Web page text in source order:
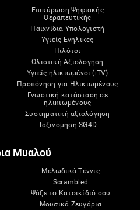
Επικύρωση Ψηφιακής
Θεραπευτικής
Παιχνίδια Υπολογιστή
Υγιείς Ενήλικες
Πιλότοι
Ολιστική Αξιολόγηση
Υγιείς ηλικιωμένοι (iTV)
Προπόνηση για Ηλικιωμένους
Γνωστική κατάσταση σε
ηλικιωμένους
Συστηματική αξιολόγηση
Ταξινόμηση SG4D
Μυαλού
Μελωδικό Τέννις
Scrambled
Ψάξε το Κατοικίδιό σου
Μουσικά Ζευγάρια